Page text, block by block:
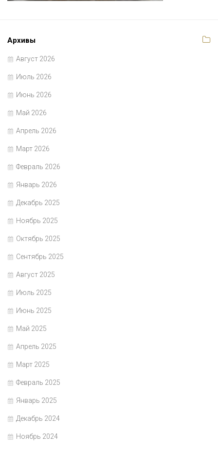
Архивы
Август 2026
Июль 2026
Июнь 2026
Май 2026
Апрель 2026
Март 2026
Февраль 2026
Январь 2026
Декабрь 2025
Ноябрь 2025
Октябрь 2025
Сентябрь 2025
Август 2025
Июль 2025
Июнь 2025
Май 2025
Апрель 2025
Март 2025
Февраль 2025
Январь 2025
Декабрь 2024
Ноябрь 2024